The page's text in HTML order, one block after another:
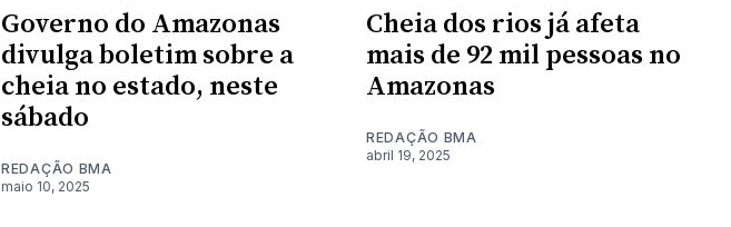
Governo do Amazonas
divulga boletim sobre a
cheia no estado, neste
sábado
REDAÇÃO BMA
maio 10, 2025
Cheia dos rios já afeta
mais de 92 mil pessoas no
Amazonas
REDAÇÃO BMA
abril 19, 2025